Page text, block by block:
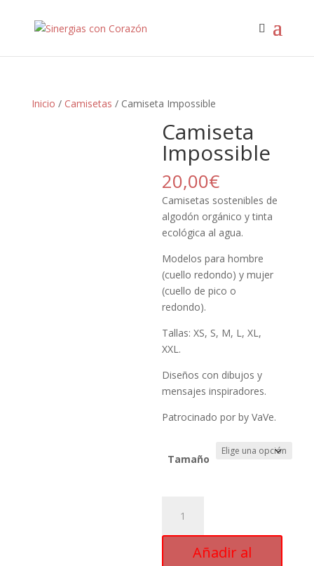
Inicio / Camisetas / Camiseta Impossible
Camiseta
Impossible
20,00€
Camisetas sostenibles de
algodón orgánico y tinta
ecológica al agua.
Modelos para hombre
(cuello redondo) y mujer
(cuello de pico o
redondo).
Tallas: XS, S, M, L, XL,
XXL.
Diseños con dibujos y
mensajes inspiradores.
Patrocinado por by VaVe.
Tamaño
Impossible
cantidad
Añadir al